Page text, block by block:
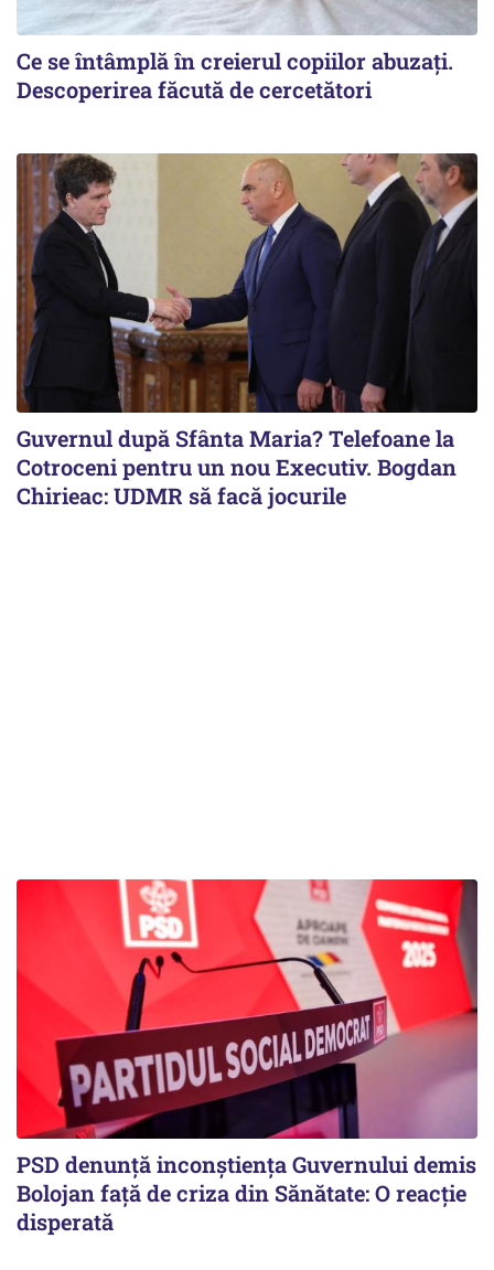
Ce se întâmplă în creierul copiilor abuzați.
Descoperirea făcută de cercetători
Guvernul după Sfânta Maria? Telefoane la
Cotroceni pentru un nou Executiv. Bogdan
Chirieac: UDMR să facă jocurile
PSD denunță inconștiența Guvernului demis
Bolojan față de criza din Sănătate: O reacție
disperată